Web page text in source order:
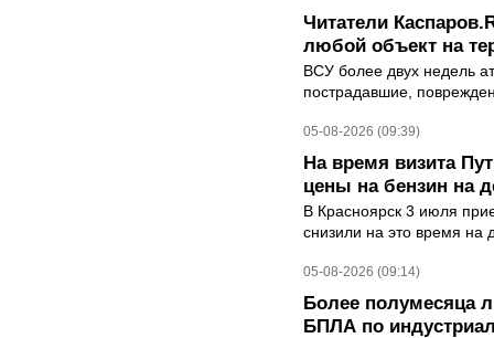
Читатели
любой объект на
ВСУ более двух недель
пострадавшие,
05-08-2026 (09:39)
На время визита
цены на бензин на
В Красноярск 3 июля
снизили на это время на
05-08-2026 (09:14)
Более полумесяца
БПЛА по